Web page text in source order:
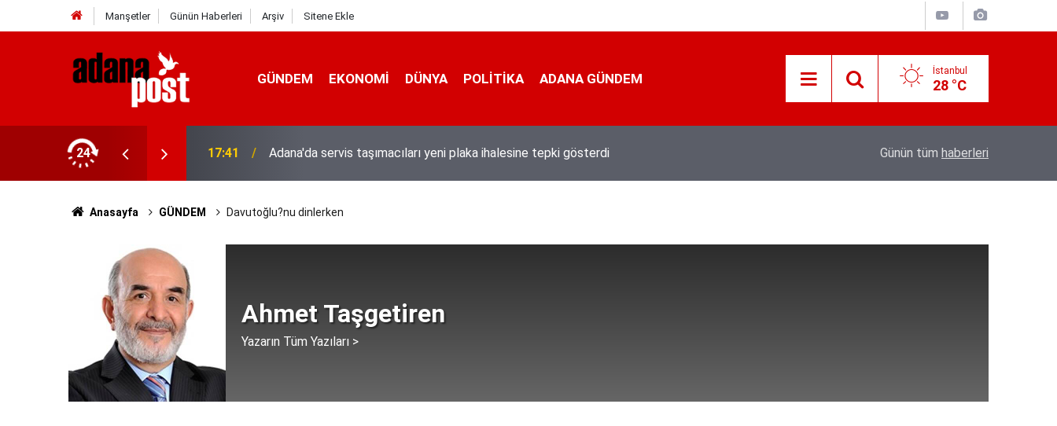
Manşetler Günün Haberleri Arşiv Sitene Ekle
GÜNDEM EKONOMI DÜNYA POLİTİKA ADANA GÜNDEM İstanbul
28 °C
24 17:41 Adana'da servis taşımacıları yeni plaka ihalesine tepki gösterdi
Danişma Merkezini Ziyaret Etti
Günün tüm haberleri
Anasayfa GÜNDEM Davutoğlu?nu dinlerken
Ahmet Taşgetiren
Yazarın Tüm Yazıları >